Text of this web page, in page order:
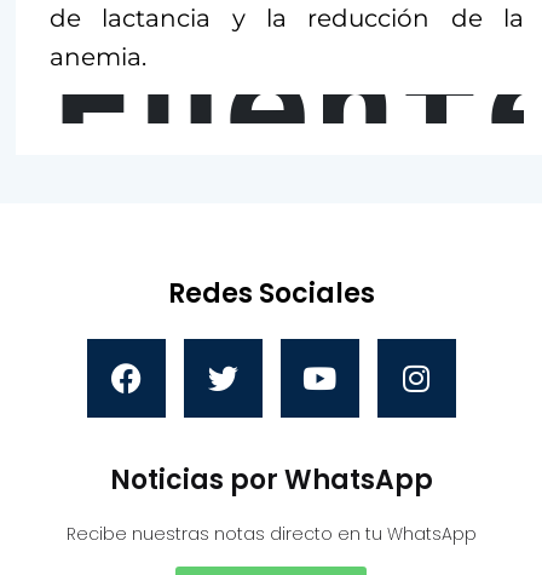
de lactancia y la reducción de la
anemia.
Redes Sociales
Noticias por WhatsApp
Recibe nuestras notas directo en tu WhatsApp